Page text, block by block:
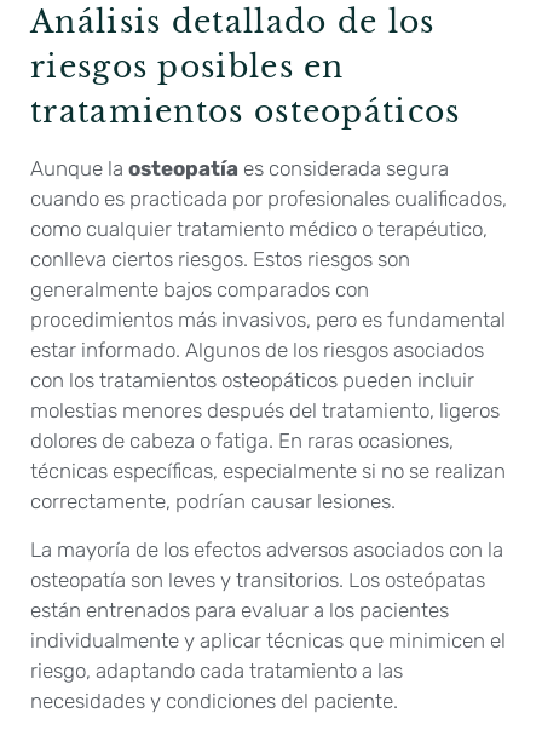
Análisis detallado de los
riesgos posibles en
tratamientos osteopáticos
Aunque la osteopatía es considerada segura
cuando es practicada por profesionales cualificados,
como cualquier tratamiento médico o terapéutico,
conlleva ciertos riesgos. Estos riesgos son
generalmente bajos comparados con
procedimientos más invasivos, pero es fundamental
estar informado. Algunos de los riesgos asociados
con los tratamientos osteopáticos pueden incluir
molestias menores después del tratamiento, ligeros
dolores de cabeza o fatiga. En raras ocasiones,
técnicas específicas, especialmente si no se realizan
correctamente, podrían causar lesiones.
La mayoría de los efectos adversos asociados con la
osteopatía son leves y transitorios. Los osteópatas
están entrenados para evaluar a los pacientes
individualmente y aplicar técnicas que minimicen el
riesgo, adaptando cada tratamiento a las
necesidades y condiciones del paciente.